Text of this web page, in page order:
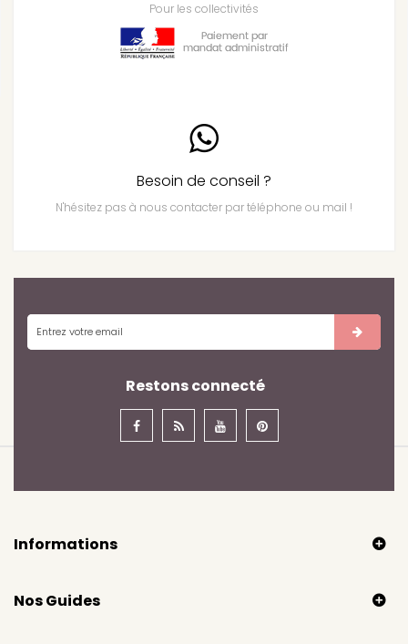
Pour les collectivités
Besoin de conseil ?
N'hésitez pas à nous contacter par téléphone ou mail !
Restons connecté
Informations
Nos Guides